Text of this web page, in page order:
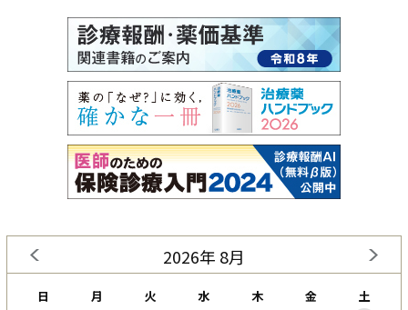
2026年 8月
日 月 火 水 木 金 土